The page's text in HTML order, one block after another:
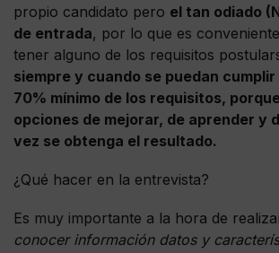
propio candidato pero el tan odiado
de entrada, por lo que es
tener alguno de los requisitos
siempre y cuando se puedan cumplir
70% mínimo de los requisitos,
opciones de mejorar, de aprender y
vez se obtenga el resultado.
¿Qué hacer en la entrevista?
Es muy importante a la hora de
conocer información datos y